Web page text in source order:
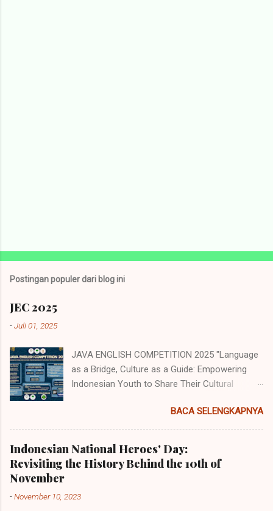
Postingan populer dari blog ini
JEC 2025
-Juli 01, 2025
JAVA ENGLISH COMPETITION 2025 "Language
as a Bridge, Culture as a Guide: Empowering
Indonesian Youth to Share Their Cultural
Competition (JEC) merupakan acara tahunan
yang diselenggarakan oleh Himpunan
Mahasiswa Program Studi Pendidikan Bahasa
Inggris (HMP PBI) UIN Sunan Ampel Surabaya.
Acara memiliki beberapa cabang perlombaan
SMP/MTs/Sederajat, SMA/MA/Sederajat se-
BACA SELENGKAPNYA
Indonesian National Heroes' Day:
Revisiting the History Behind the 10th of
November
-November 10, 2023